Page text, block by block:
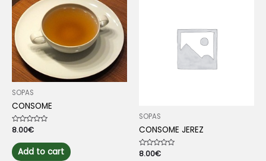
SOPAS
CONSOME
Rated
0
out
of
5
8.00€
Add to cart
SOPAS
CONSOME JEREZ
Rated
8.00€